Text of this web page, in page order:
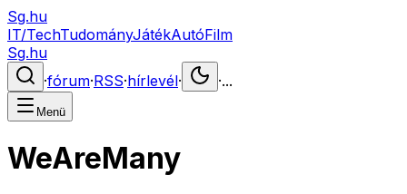
Sg.hu
IT/TechTudományJátékAutóFilm
Sg.hu
·fórum·RSS·hírlevél· ·...
Menü
WeAreMany